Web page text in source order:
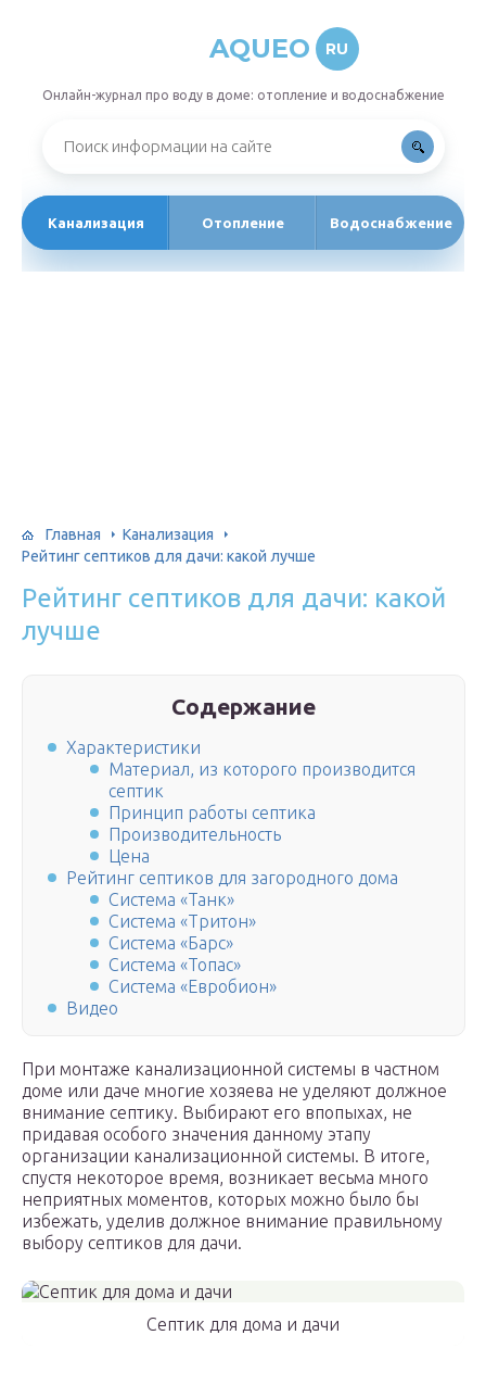
AQUEO RU
Онлайн-журнал про воду в доме: отопление и водоснабжение
Канализация Отопление Водоснабжение
Главная
Канализация
Рейтинг септиков для дачи: какой лучше
Рейтинг септиков для дачи: какой
лучше
Содержание
Характеристики
Материал, из которого производится
септик
Принцип работы септика
Производительность
Цена
Рейтинг септиков для загородного дома
Система «Танк»
Система «Тритон»
Система «Барс»
Система «Топас»
Система «Евробион»
Видео
При монтаже канализационной системы в частном
доме или даче многие хозяева не уделяют должное
внимание септику. Выбирают его впопыхах, не
придавая особого значения данному этапу
организации канализационной системы. В итоге,
спустя некоторое время, возникает весьма много
неприятных моментов, которых можно было бы
избежать, уделив должное внимание правильному
выбору септиков для дачи.
Септик для дома и дачи